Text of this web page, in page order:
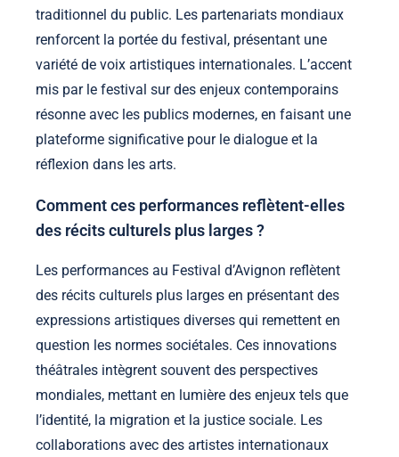
traditionnel du public. Les partenariats mondiaux
renforcent la portée du festival, présentant une
variété de voix artistiques internationales. L’accent
mis par le festival sur des enjeux contemporains
résonne avec les publics modernes, en faisant une
plateforme significative pour le dialogue et la
réflexion dans les arts.
Comment ces performances reflètent-elles
des récits culturels plus larges ?
Les performances au Festival d’Avignon reflètent
des récits culturels plus larges en présentant des
expressions artistiques diverses qui remettent en
question les normes sociétales. Ces innovations
théâtrales intègrent souvent des perspectives
mondiales, mettant en lumière des enjeux tels que
l’identité, la migration et la justice sociale. Les
collaborations avec des artistes internationaux